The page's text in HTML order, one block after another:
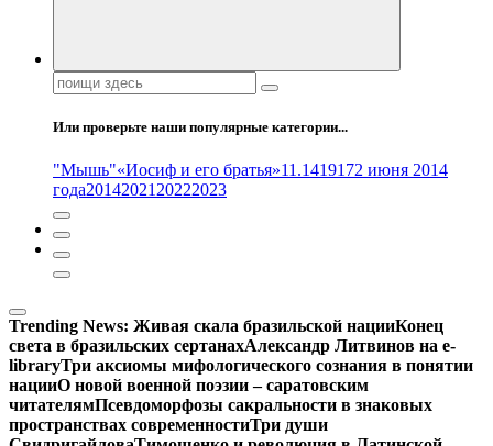
Поиск:
Или проверьте наши популярные категории...
"Мышь"«Иосиф и его братья»11.1419172 июня 2014
года20142021 20222023
Trending News: Живая скала бразильской нацииКонец
света в бразильских сертанахАлександр Литвинов на e-
libraryТри аксиомы мифологического сознания в понятии
нацииО новой военной поэзии – саратовским
читателямПсевдоморфозы сакральности в знаковых
пространствах современностиТри души